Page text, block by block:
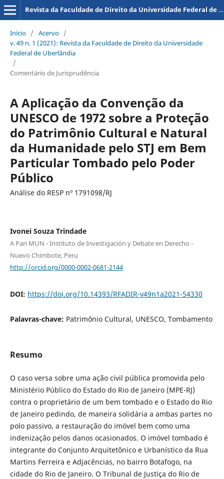
Revista da Faculdade de Direito da Universidade Federal de Uberlândia
Início / Acervo /
v. 49 n. 1 (2021): Revista da Faculdade de Direito da Universidade
Federal de Uberlândia
/
Comentário de Jurisprudência
A Aplicação da Convenção da
UNESCO de 1972 sobre a Proteção
do Patrimônio Cultural e Natural
da Humanidade pelo STJ em Bem
Particular Tombado pelo Poder
Público
Análise do RESP nº 1791098/RJ
Ivonei Souza Trindade
A Pari MUN - Instituto de Investigación y Debate en Derecho -
Nuevo Chimbote, Peru
http://orcid.org/0000-0002-0681-2144
DOI: https://doi.org/10.14393/RFADIR-v49n1a2021-54330
Palavras-chave: Patrimônio Cultural, UNESCO, Tombamento
Resumo
O caso versa sobre uma ação civil pública promovida pelo
Ministério Público do Estado do Rio de Janeiro (MPE-RJ)
contra o proprietário de um bem tombado e o Estado do Rio
de Janeiro pedindo, de maneira solidária a ambas partes no
polo passivo, a restauração do imóvel bem como uma
indenização pelos danos ocasionados. O imóvel tombado é
integrante do Conjunto Arquitetônico e Urbanístico da Rua
Martins Ferreira e Adjacências, no bairro Botafogo, na
cidade do Rio de Janeiro. O Tribunal de Justiça do Rio de